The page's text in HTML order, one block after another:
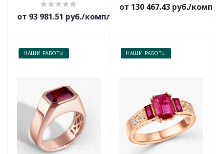
от 93 981.51 руб./комплект
от 130 467.43 руб./
НАШИ РАБОТЫ НАШИ РАБОТЫ